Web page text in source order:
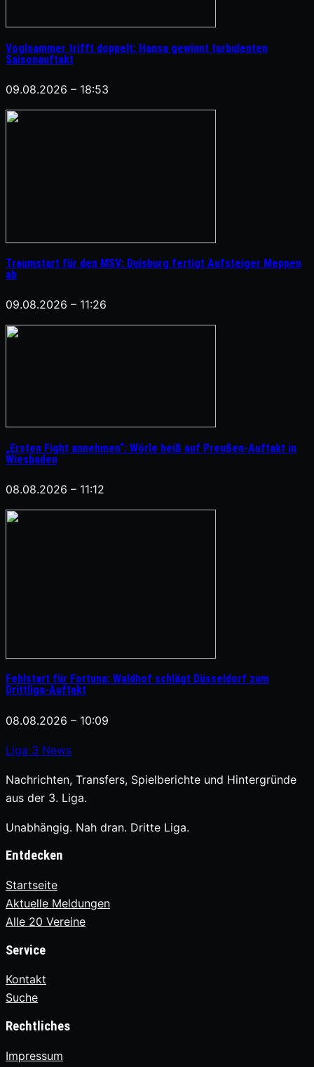
Voglsammer trifft doppelt: Hansa gewinnt turbulenten
Saisonauftakt
09.08.2026 – 18:53
Traumstart für den MSV: Duisburg fertigt Aufsteiger Meppen
ab
09.08.2026 – 11:26
„Ersten Fight annehmen“: Wörle heiß auf Preußen-Auftakt in
Wiesbaden
08.08.2026 – 11:12
Fehlstart für Fortuna: Waldhof schlägt Düsseldorf zum
Drittliga-Auftakt
08.08.2026 – 10:09
Liga 3 News
Nachrichten, Transfers, Spielberichte und Hintergründe
aus der 3. Liga.
Unabhängig. Nah dran. Dritte Liga.
Entdecken
Startseite
Aktuelle Meldungen
Alle 20 Vereine
Service
Kontakt
Suche
Rechtliches
Impressum